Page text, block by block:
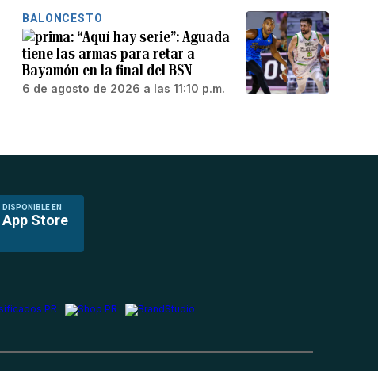
BALONCESTO
“Aquí hay serie”: Aguada
tiene las armas para retar a
Bayamón en la final del BSN
6 de agosto de 2026 a las 11:10 p.m.
DISPONIBLE EN
App Store